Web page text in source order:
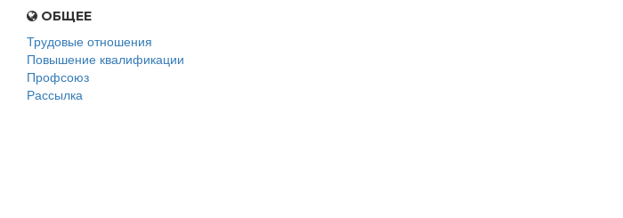
ОБЩЕЕ
Трудовые отношения
Повышение квалификации
Профсоюз
Рассылка